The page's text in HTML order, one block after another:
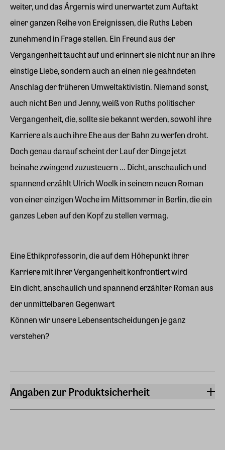
weiter, und das Ärgernis wird unerwartet zum Auftakt
einer ganzen Reihe von Ereignissen, die Ruths Leben
zunehmend in Frage stellen. Ein Freund aus der
Vergangenheit taucht auf und erinnert sie nicht nur an ihre
einstige Liebe, sondern auch an einen nie geahndeten
Anschlag der früheren Umweltaktivistin. Niemand sonst,
auch nicht Ben und Jenny, weiß von Ruths politischer
Vergangenheit, die, sollte sie bekannt werden, sowohl ihre
Karriere als auch ihre Ehe aus der Bahn zu werfen droht.
Doch genau darauf scheint der Lauf der Dinge jetzt
beinahe zwingend zuzusteuern ... Dicht, anschaulich und
spannend erzählt Ulrich Woelk in seinem neuen Roman
von einer einzigen Woche im Mittsommer in Berlin, die ein
ganzes Leben auf den Kopf zu stellen vermag.
Eine Ethikprofessorin, die auf dem Höhepunkt ihrer
Karriere mit ihrer Vergangenheit konfrontiert wird
Ein dicht, anschaulich und spannend erzählter Roman aus
der unmittelbaren Gegenwart
Können wir unsere Lebensentscheidungen je ganz
verstehen?
Angaben zur Produktsicherheit